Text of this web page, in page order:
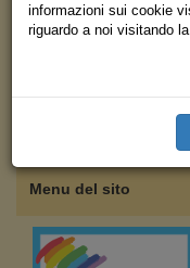
Menu del sito
informazioni sui cookie
riguardo a noi visitando